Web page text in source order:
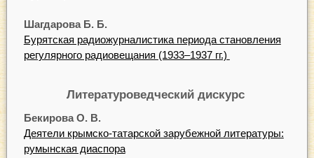
Шагдарова Б. Б.
Бурятская радиожурналистика периода становления
регулярного радиовещания (1933–1937 гг.)
Литературоведческий дискурс
Бекирова О. В.
Деятели крымско-татарской зарубежной литературы:
румынская диаспора